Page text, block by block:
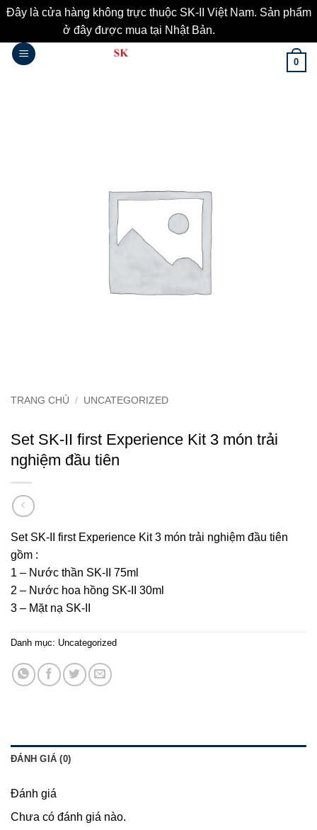
Đây là cửa hàng không trực thuộc SK-II Việt Nam. Sản phẩm
ở đây được mua tại Nhật Bản.
Bỏ
qua
0
TRANG CHỦ / UNCATEGORIZED
Set SK-II first Experience Kit 3 món trải
nghiệm đầu tiên
Set SK-II first Experience Kit 3 món trải nghiệm đầu tiên
gồm :
1 – Nước thần SK-II 75ml
2 – Nước hoa hồng SK-II 30ml
3 – Mặt nạ SK-II
Danh mục: Uncategorized
ĐÁNH GIÁ (0)
Đánh giá
Chưa có đánh giá nào.